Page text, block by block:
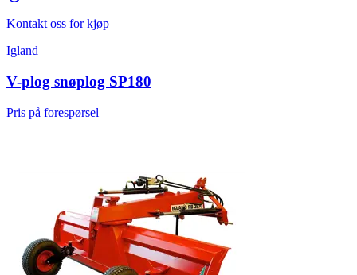
Kontakt oss for kjøp
Igland
V-plog snøplog SP180
Pris på forespørsel